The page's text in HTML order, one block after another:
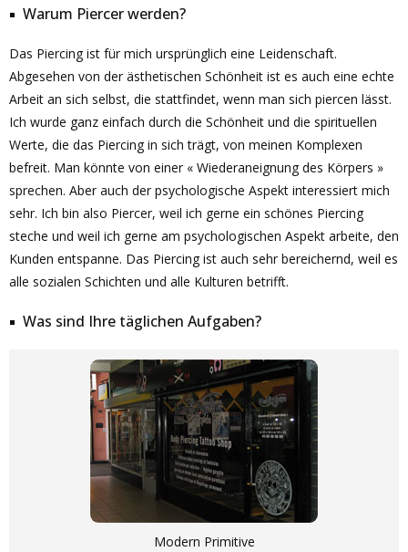
Warum Piercer werden?
Das Piercing ist für mich ursprünglich eine Leidenschaft.
Abgesehen von der ästhetischen Schönheit ist es auch eine echte
Arbeit an sich selbst, die stattfindet, wenn man sich piercen lässt.
Ich wurde ganz einfach durch die Schönheit und die spirituellen
Werte, die das Piercing in sich trägt, von meinen Komplexen
befreit. Man könnte von einer « Wiederaneignung des Körpers »
sprechen. Aber auch der psychologische Aspekt interessiert mich
sehr. Ich bin also Piercer, weil ich gerne ein schönes Piercing
steche und weil ich gerne am psychologischen Aspekt arbeite, den
Kunden entspanne. Das Piercing ist auch sehr bereichernd, weil es
alle sozialen Schichten und alle Kulturen betrifft.
Was sind Ihre täglichen Aufgaben?
Modern Primitive